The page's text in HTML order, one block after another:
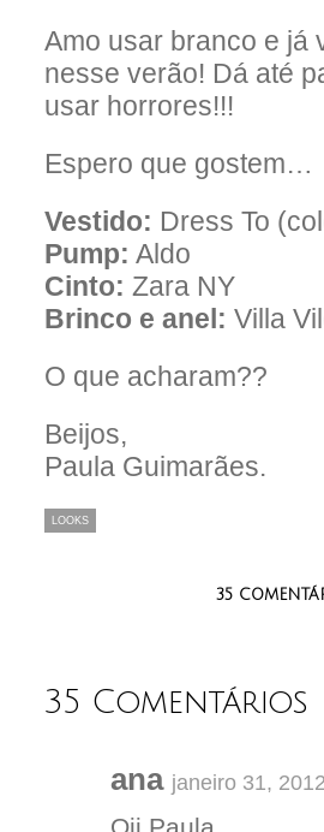
Amo usar branco e já
nesse verão! Dá até
usar horrores!!!
Espero que gostem…
Vestido: Dress To
Pump: Aldo
Cinto: Zara NY
Brinco e anel: Villa
O que acharam??
Beijos,
Paula Guimarães.
LOOKS
35
35 Comentários
ana janeiro 31,